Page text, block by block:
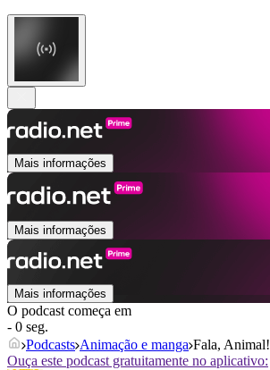
Mais informações
Mais informações
Mais informações
O podcast começa em
- 0 seg.
Podcasts Animação e manga Fala, Animal!
Ouça este podcast gratuitamente no aplicativo: